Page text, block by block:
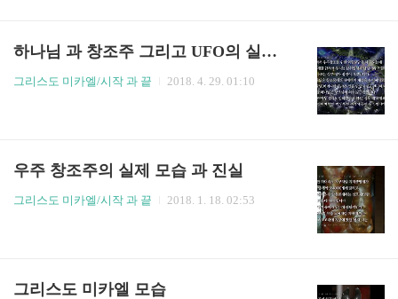
하나님 과 창조주 그리고 UFO의 실체를 논함
그리스도 미카엘/시작 과 끝 2018. 4. 29. 01:10
우주 창조주의 실제 모습 과 진실
그리스도 미카엘/시작 과 끝 2018. 1. 18. 02:53
그리스도 미카엘 모습